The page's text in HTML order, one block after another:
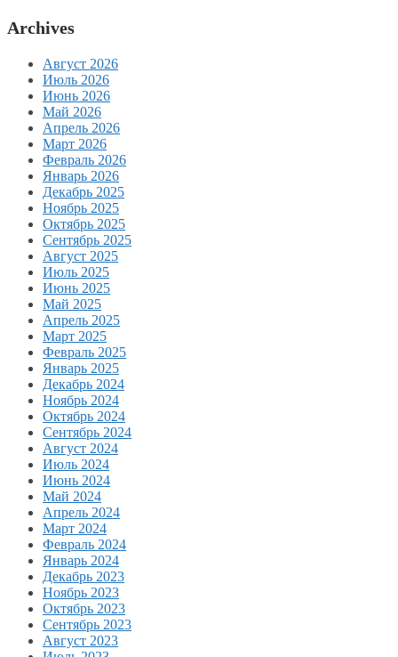
Archives
Август 2026
Июль 2026
Июнь 2026
Май 2026
Апрель 2026
Март 2026
Февраль 2026
Январь 2026
Декабрь 2025
Ноябрь 2025
Октябрь 2025
Сентябрь 2025
Август 2025
Июль 2025
Июнь 2025
Май 2025
Апрель 2025
Март 2025
Февраль 2025
Январь 2025
Декабрь 2024
Ноябрь 2024
Октябрь 2024
Сентябрь 2024
Август 2024
Июль 2024
Июнь 2024
Май 2024
Апрель 2024
Март 2024
Февраль 2024
Январь 2024
Декабрь 2023
Ноябрь 2023
Октябрь 2023
Сентябрь 2023
Август 2023